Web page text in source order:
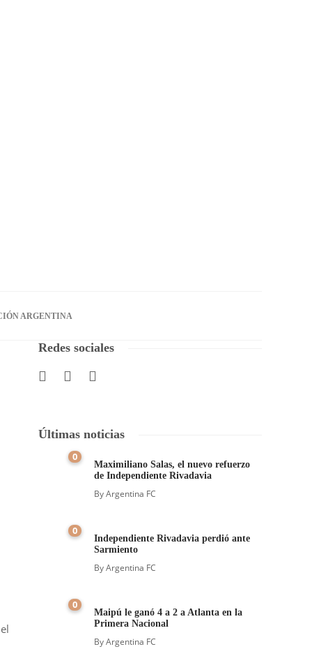
ARGENTINA
Redes sociales
Últimas noticias
0
Maximiliano Salas, el nuevo refuerzo
de Independiente Rivadavia
ByArgentina FC
0
Independiente Rivadavia perdió ante
Sarmiento
ByArgentina FC
0
Maipú le ganó 4 a 2 a Atlanta en la
Primera Nacional
ByArgentina FC